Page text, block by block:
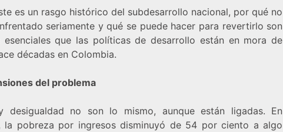
es un rasgo histórico del subdesarrollo nacional, por qué no
seriamente y qué se puede hacer para revertirlo son
esenciales que las políticas de desarrollo están en mora de
décadas en Colombia.
del problema
desigualdad no son lo mismo, aunque están ligadas. En
la pobreza por ingresos disminuyó de 54 por ciento a algo